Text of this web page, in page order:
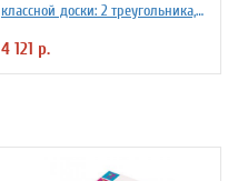
классной доски: 2 треугольника,
100 см
4 121 р.